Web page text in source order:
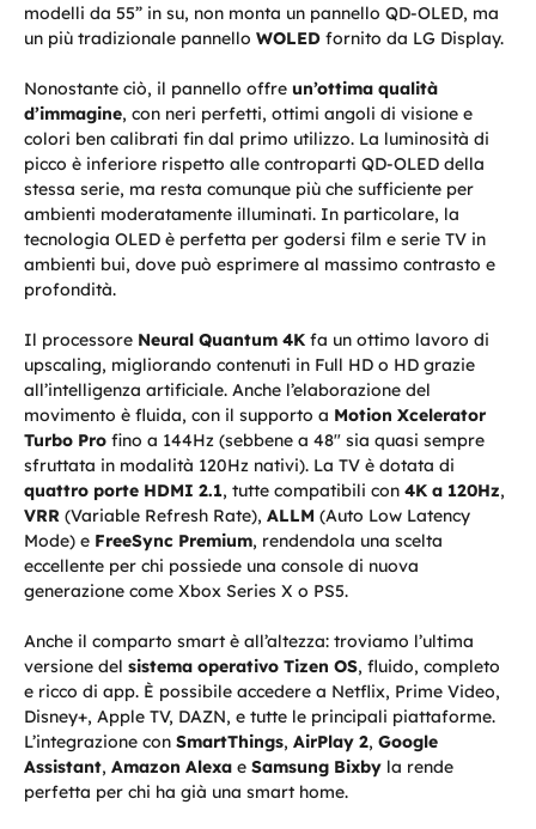
modelli da 55” in su, non monta un pannello QD-OLED, ma
un più tradizionale pannello WOLED fornito da LG Display.
Nonostante ciò, il pannello offre un’ottima qualità
d’immagine, con neri perfetti, ottimi angoli di visione e
colori ben calibrati fin dal primo utilizzo. La luminosità di
picco è inferiore rispetto alle controparti QD-OLED della
stessa serie, ma resta comunque più che sufficiente per
ambienti moderatamente illuminati. In particolare, la
tecnologia OLED è perfetta per godersi film e serie TV in
ambienti bui, dove può esprimere al massimo contrasto e
profondità.
Il processore Neural Quantum 4K fa un ottimo lavoro di
upscaling, migliorando contenuti in Full HD o HD grazie
all’intelligenza artificiale. Anche l’elaborazione del
movimento è fluida, con il supporto a Motion Xcelerator
Turbo Pro fino a 144Hz (sebbene a 48" sia quasi sempre
sfruttata in modalità 120Hz nativi). La TV è dotata di
quattro porte HDMI 2.1, tutte compatibili con 4K a 120Hz,
VRR (Variable Refresh Rate), ALLM (Auto Low Latency
Mode) e FreeSync Premium, rendendola una scelta
eccellente per chi possiede una console di nuova
generazione come Xbox Series X o PS5.
Anche il comparto smart è all’altezza: troviamo l’ultima
versione del sistema operativo Tizen OS, fluido, completo
e ricco di app. È possibile accedere a Netflix, Prime Video,
Disney+, Apple TV, DAZN, e tutte le principali piattaforme.
L’integrazione con SmartThings, AirPlay 2, Google
Assistant, Amazon Alexa e Samsung Bixby la rende
perfetta per chi ha già una smart home.